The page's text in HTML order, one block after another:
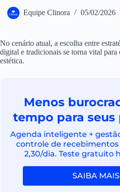
Equipe Clinora 05/02/2026
No cenário atual, a escolha entre
digital e tradicionais se torna vital para
estética.
Menos
tempo para seus
Agenda inteligente +
controle de recebimentos
2,30/dia. Teste gratuito
SAIBA MAIS